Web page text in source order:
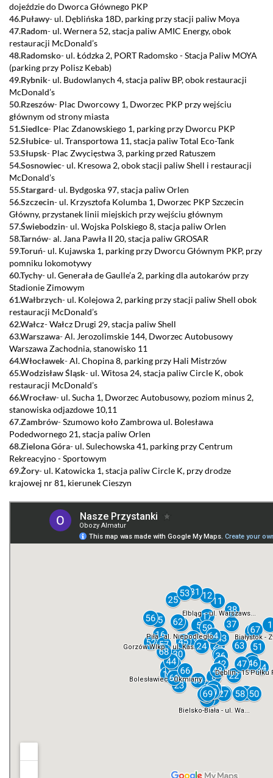
dojeździe do Dworca Głównego PKP
46.Puławy-ul. Dęblińska 18D, parking przy stacji paliw Moya
47.Radom-ul. Wernera 52, stacja paliw AMIC Energy, obok
restauracji McDonald’s
48.Radomsko-ul. Łódzka 2, PORT Radomsko - Stacja Paliw MOYA
(parking przy Polisz Kebab)
49.Rybnik-ul. Budowlanych 4, stacja paliw BP, obok restauracji
McDonald’s
50.Rzeszów- Plac Dworcowy 1, Dworzec PKP przy wejściu
głównym od strony miasta
51.Siedlce- Plac Zdanowskiego 1, parking przy Dworcu PKP
52.Słubice-ul. Transportowa 11, stacja paliw Total Eco-Tank
53.Słupsk- Plac Zwycięstwa 3, parking przed Ratuszem
54.Sosnowiec-ul. Kresowa 2, obok stacji paliw Shell i restauracji
McDonald’s
55.Stargard-ul. Bydgoska 97, stacja paliw Orlen
56.Szczecin-ul. Krzysztofa Kolumba 1, Dworzec PKP Szczecin
Główny, przystanek linii miejskich przy wejściu głównym
57.Świebodzin-ul. Wojska Polskiego 8, stacja paliw Orlen
58.Tarnów-al. Jana Pawła II 20, stacja paliw GROSAR
59.Toruń-ul. Kujawska 1, parking przy Dworcu Głównym PKP, przy
pomniku lokomotywy
60.Tychy-ul. Generała de Gaulle’a 2, parking dla autokarów przy
Stadionie Zimowym
61.Wałbrzych-ul. Kolejowa 2, parking przy stacji paliw Shell obok
restauracji McDonald’s
62.Wałcz-Wałcz Drugi 29, stacja paliw Shell
63.Warszawa-Al. Jerozolimskie 144, Dworzec Autobusowy
Warszawa Zachodnia, stanowisko 11
64.Włocławek-Al. Chopina 8, parking przy Hali Mistrzów
65.Wodzisław Śląsk-ul. Witosa 24, stacja paliw Circle K, obok
restauracji McDonald’s
66.Wrocław-ul. Sucha 1, Dworzec Autobusowy, poziom minus 2,
stanowiska odjazdowe 10,11
67.Zambrów-Szumowo koło Zambrowa ul. Bolesława
Podedwornego 21, stacja paliw Orlen
68.Zielona Góra-ul. Sulechowska 41, parking przy Centrum
Rekreacyjno - Sportowym
69.Żory-ul. Katowicka 1, stacja paliw Circle K, przy drodze
krajowej nr 81, kierunek Cieszyn